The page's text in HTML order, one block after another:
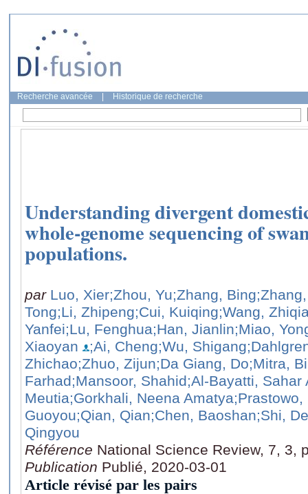
Recherche avancée Historique de recherche
Understanding divergent
whole-genome sequencing of
populations.
par Luo, Xier;Zhou, Yu;Zhang, Bing
Tong;Li, Zhipeng;Cui, Kuiqing;Wang,
Yanfei;Lu, Fenghua;Han, Jianlin;Miao,
Xiaoyan
;Ai, Cheng;Wu, Shigang
Zhichao;Zhuo, Zijun;Da Giang, Do;Mitra,
Farhad;Mansoor, Shahid;Al-Bayatti, Sahar
Meutia;Gorkhali, Neena Amatya;Prastowo,
Guoyou;Qian, Qian;Chen, Baoshan;Shi,
Qingyou
Référence National Science Review, 7, 3,
Publication Publié, 2020-03-01
Article révisé par les pairs